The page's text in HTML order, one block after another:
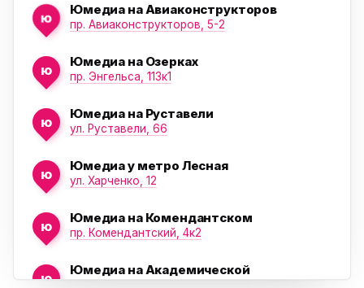
ю
Юмедиа на Авиаконструкторов
пр. Авиаконструкторов, 5-2
ю
Юмедиа на Озерках
пр. Энгельса, 113к1
ю
Юмедиа на Руставели
ул. Руставели, 66
ю
Юмедиа у метро Лесная
ул. Харченко, 12
ю
Юмедиа на Комендантском
пр. Комендантский, 4к2
ю
Юмедиа на Академической